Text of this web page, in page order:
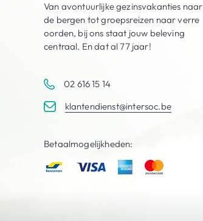
Van avontuurlijke gezinsvakanties naar
de bergen tot groepsreizen naar verre
oorden, bij ons staat jouw beleving
centraal. En dat al 77 jaar!
02 616 15 14
klantendienst@intersoc.be
Betaalmogelijkheden: